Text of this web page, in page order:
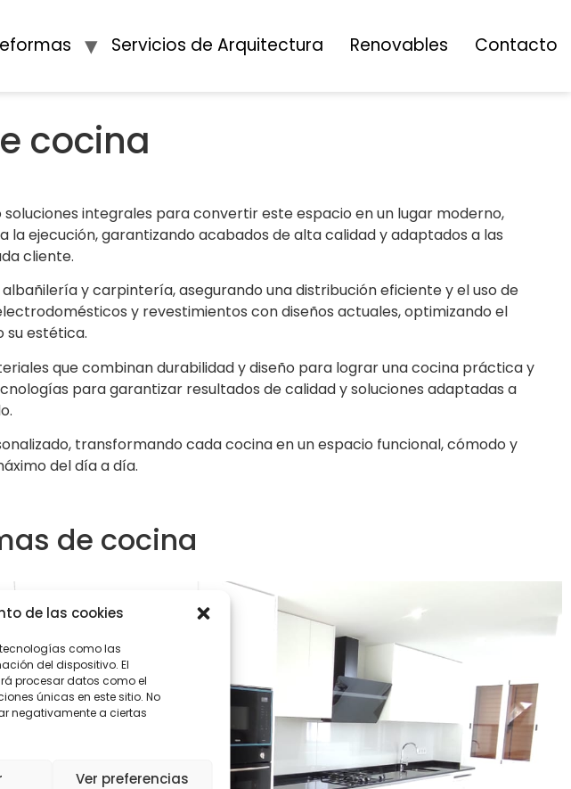
de las cookies
tecnologías como las
del dispositivo. El
procesar datos como el
únicas en este sitio. No
negativamente a ciertas
Ver preferencias
Servicios de Arquitectura Renovables Contacto
cocina
soluciones integrales para convertir este espacio en un lugar moderno,
ejecución, garantizando acabados de alta calidad y adaptados a las
cliente.
y carpintería, asegurando una distribución eficiente y el uso de
y revestimientos con diseños actuales, optimizando el
su estética.
que combinan durabilidad y diseño para lograr una cocina práctica y
para garantizar resultados de calidad y soluciones adaptadas a
transformando cada cocina en un espacio funcional, cómodo y
del día a día.
de cocina